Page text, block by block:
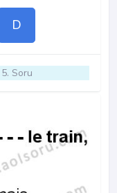
D
Soru